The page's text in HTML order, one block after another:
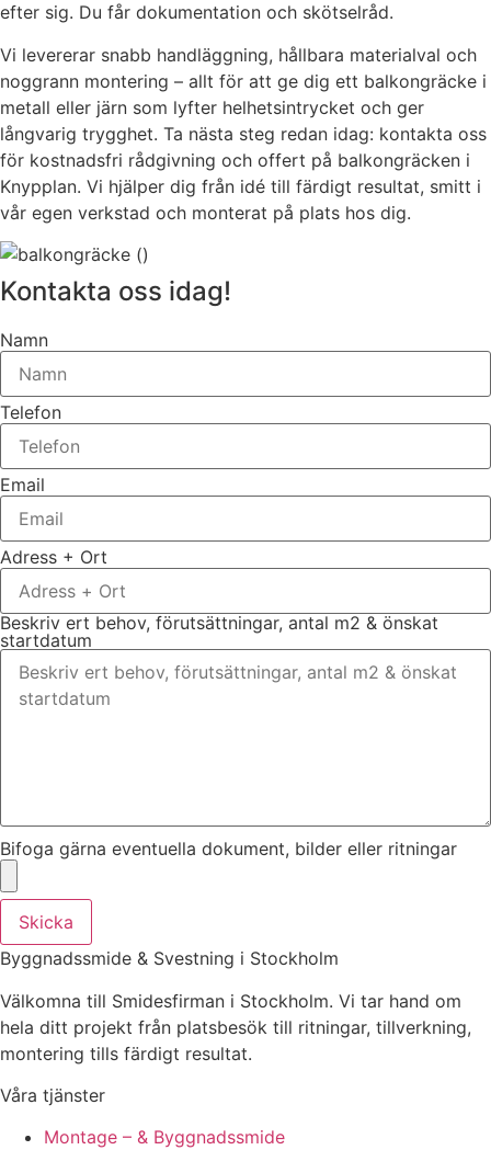
efter sig. Du får dokumentation och skötselråd.
Vi levererar snabb handläggning, hållbara materialval och
noggrann montering – allt för att ge dig ett balkongräcke i
metall eller järn som lyfter helhetsintrycket och ger
långvarig trygghet. Ta nästa steg redan idag: kontakta oss
för kostnadsfri rådgivning och offert på balkongräcken i
Knypplan. Vi hjälper dig från idé till färdigt resultat, smitt i
vår egen verkstad och monterat på plats hos dig.
Kontakta oss idag!
Namn
Telefon
Email
Adress + Ort
Beskriv ert behov, förutsättningar, antal m2 & önskat
startdatum
Bifoga gärna eventuella dokument, bilder eller ritningar
Skicka
Byggnadssmide & Svestning i Stockholm
Välkomna till Smidesfirman i Stockholm. Vi tar hand om
hela ditt projekt från platsbesök till ritningar, tillverkning,
montering tills färdigt resultat.
Våra tjänster
Montage – & Byggnadssmide